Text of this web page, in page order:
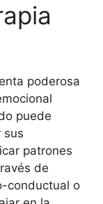
poderosa
puede
sus
patrones
de
conductual o